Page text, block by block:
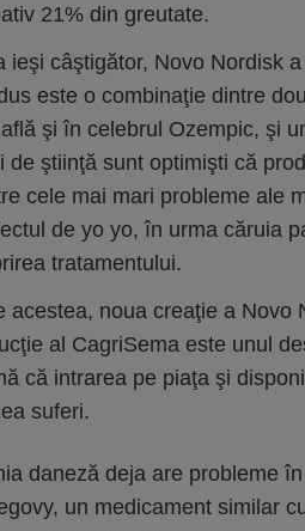
21% din greutate.
ieşi câştigător, Novo Nordisk
este o combinaţie dintre
şi în celebrul Ozempic, şi
de ştiinţă sunt optimişti că
cele mai mari probleme ale
de yo yo, în urma căruia
tratamentului.
acestea, noua creaţie a Novo
al CagriSema este unul
că intrarea pe piaţa şi
suferi.
daneză deja are probleme
un medicament similar